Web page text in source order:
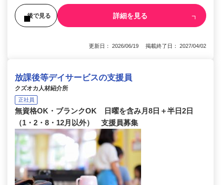
後で見る 詳細を見る
更新日： 2026/06/19 掲載終了日： 2027/04/02
放課後等デイサービスの支援員
クズオカ人材紹介所
正社員
無資格OK・ブランクOK 日曜を含み月8日＋半日2日
（1・2・8・12月以外） 支援員募集